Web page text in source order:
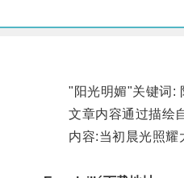
"阳光明媚"关键词: 阳
文章内容通过描绘自
内容:当初晨光照耀大